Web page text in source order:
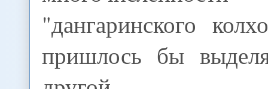
"дангаринского
пришлось бы